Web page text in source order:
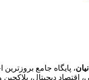
، پایگاه جامع بروزترین
اقتصاد دیجیتال،